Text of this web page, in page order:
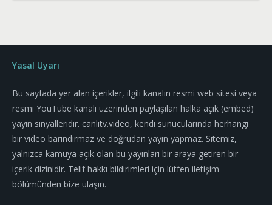
Yasal Uyarı
Bu sayfada yer alan içerikler, ilgili kanalın resmi web sitesi veya
resmi YouTube kanalı üzerinden paylaşılan halka açık (embed)
yayın sinyalleridir. canlitv.video, kendi sunucularında herhangi
bir video barındırmaz ve doğrudan yayın yapmaz. Sitemiz,
yalnızca kamuya açık olan bu yayınları bir araya getiren bir
içerik dizinidir. Telif hakkı bildirimleri için lütfen iletişim
bölümünden bize ulaşın.